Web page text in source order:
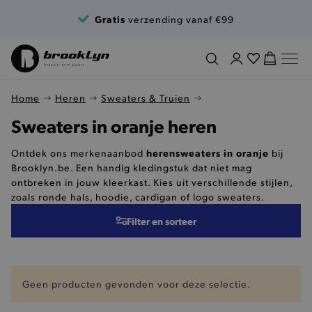
Gratis verzending vanaf €99
Home Heren Sweaters & Truien
Ontdek ons merkenaanbod herensweaters in oranje bij
Brooklyn.be. Een handig kledingstuk dat niet mag
ontbreken in jouw kleerkast. Kies uit verschillende stijlen,
zoals ronde hals, hoodie, cardigan of logo sweaters.
Filter en sorteer
Geen producten gevonden voor deze selectie.
Sweaters in oranje heren